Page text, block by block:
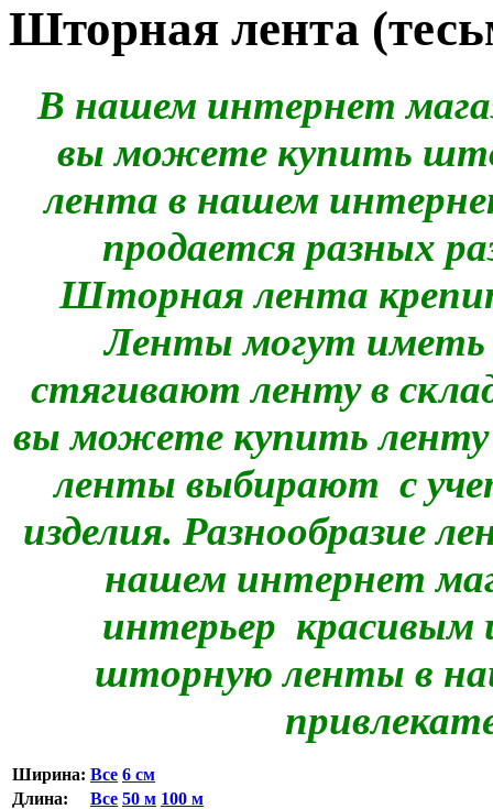
Шторная лента
В нашем интернет
вы можете купить
лента в нашем
продается разных
Шторная лента
Ленты могут иметь
стягивают ленту в
вы можете купить
ленты выбирают с
изделия. Разнообразие
нашем интернет
интерьер
шторную ленты в
Ширина: Все 6 см
Длина:
Все 50 м 100 м